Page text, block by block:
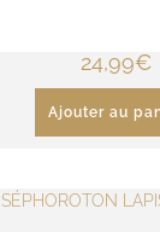
24,99€
Ajouter au
SÉPHOROTON